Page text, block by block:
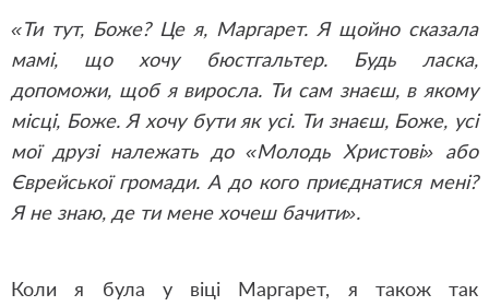
«Ти тут, Боже? Це я, Маргарет. Я щойно сказала
мамі, що хочу бюстгальтер. Будь ласка,
допоможи, щоб я виросла. Ти сам знаєш, в якому
місці, Боже. Я хочу бути як усі. Ти знаєш, Боже, усі
мої друзі належать до «Молодь Христові» або
Єврейської громади. А до кого приєднатися мені?
Я не знаю, де ти мене хочеш бачити».
Коли я була у віці Маргарет, я також так